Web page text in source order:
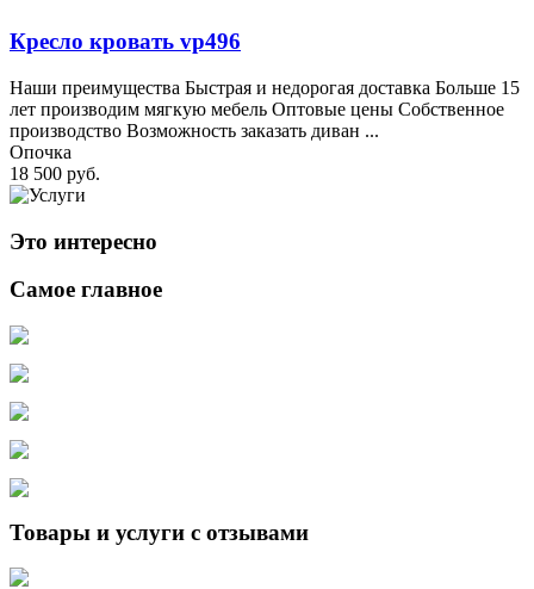
Кресло кровать vp496
Наши преимущества Быстрая и недорогая доставка Больше 15
лет производим мягкую мебель Оптовые цены Собственное
производство Возможность заказать диван ...
Опочка
18 500 руб.
Это интересно
Самое главное
Товары и услуги с отзывами